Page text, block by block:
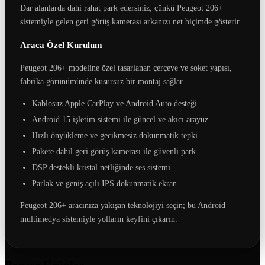
Dar alanlarda dahi rahat park edersiniz; çünkü Peugeot 206+
sistemiyle gelen geri görüş kamerası arkanızı net biçimde gösterir.
Araca Özel Kurulum
Peugeot 206+ modeline özel tasarlanan çerçeve ve soket yapısı,
fabrika görünümünde kusursuz bir montaj sağlar.
Kablosuz Apple CarPlay ve Android Auto desteği
Android 15 işletim sistemi ile güncel ve akıcı arayüz
Hızlı önyükleme ve gecikmesiz dokunmatik tepki
Pakete dahil geri görüş kamerası ile güvenli park
DSP destekli kristal netliğinde ses sistemi
Parlak ve geniş açılı IPS dokunmatik ekran
Peugeot 206+ aracınıza yakışan teknolojiyi seçin; bu Android
multimedya sistemiyle yolların keyfini çıkarın.